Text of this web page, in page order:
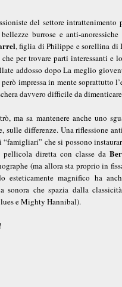
del settore
burrose e anti-
, figlia di Philippe e sorellina di
che per trovare parti interessanti e
addosso dopo La meglio
impressa in mente soprattutto
davvero difficile da
ma sa mantenere anche uno
sulle differenze. Una riflessione
che si possono
pellicola diretta con classe da
(ma allora sta proprio in
esteticamente magnifico ha
sonora che spazia dalla
e Mighty Hannibal).